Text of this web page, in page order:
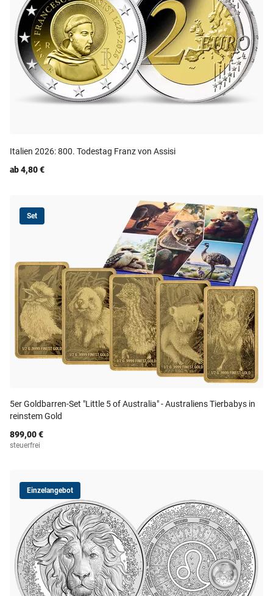
Italien 2026: 800. Todestag Franz von Assisi
ab 4,80 €
Set
5er Goldbarren-Set "Little 5 of Australia" - Australiens Tierbabys in
reinstem Gold
899,00 €
steuerfrei
Einzelangebot